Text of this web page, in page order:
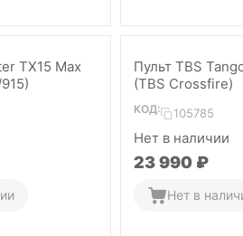
TX15 Max
Пульт TBS
(TBS Crossfire)
КОД: 105785
Нет в наличии
23 990 ₽
Нет в